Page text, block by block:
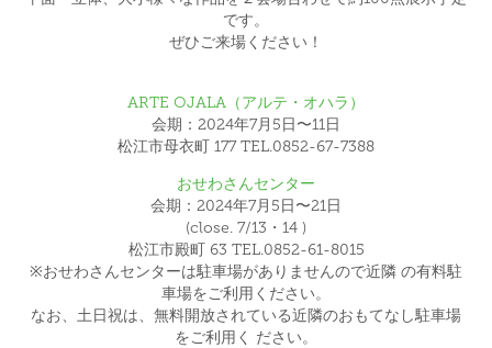
です。
ぜひご来場ください！
ARTE OJALA（アルテ・オハラ）
会期：2024年7月5日〜11日
松江市母衣町 177 TEL.0852-67-7388
おせわさんセンター
会期：2024年7月5日〜21日
(close. 7/13・14 )
松江市殿町 63 TEL.0852-61-8015
※おせわさんセンターは駐車場がありませんので近隣 の有料駐
車場をご利用ください。
なお、土日祝は、無料開放されている近隣のおもてなし駐車場
をご利用く ださい。